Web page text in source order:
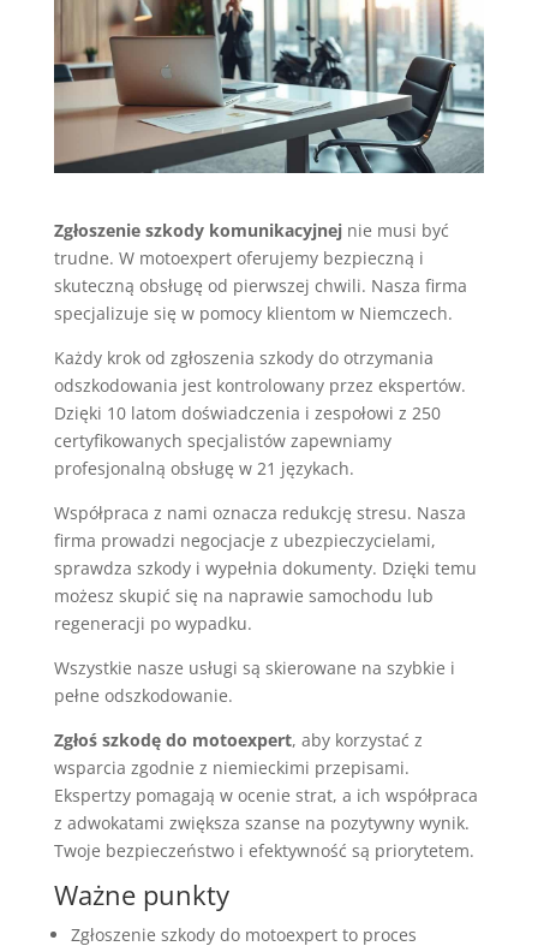
Zgłoszenie szkody komunikacyjnejnie musi być
trudne. W motoexpert oferujemy bezpieczną i
skuteczną obsługę od pierwszej chwili. Nasza firma
specjalizuje się w pomocy klientom w Niemczech.
Każdy krok od zgłoszenia szkody do otrzymania
odszkodowania jest kontrolowany przez ekspertów.
Dzięki 10 latom doświadczenia i zespołowi z 250
certyfikowanych specjalistów zapewniamy
profesjonalną obsługę w 21 językach.
Współpraca z nami oznacza redukcję stresu. Nasza
firma prowadzi negocjacje z ubezpieczycielami,
sprawdza szkody i wypełnia dokumenty. Dzięki temu
możesz skupić się na naprawie samochodu lub
regeneracji po wypadku.
Wszystkie nasze usługi są skierowane na szybkie i
pełne odszkodowanie.
Zgłoś szkodę do motoexpert, aby korzystać z
wsparcia zgodnie z niemieckimi przepisami.
Ekspertzy pomagają w ocenie strat, a ich współpraca
z adwokatami zwiększa szanse na pozytywny wynik.
Twoje bezpieczeństwo i efektywność są priorytetem.
Ważne punkty
Zgłoszenie szkody do motoexpert to proces